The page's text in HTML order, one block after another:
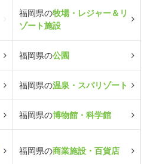
福岡県の牧場・レジャー＆リ
ゾート施設
福岡県の公園
福岡県の温泉・スパリゾート
福岡県の博物館・科学館
福岡県の商業施設・百貨店